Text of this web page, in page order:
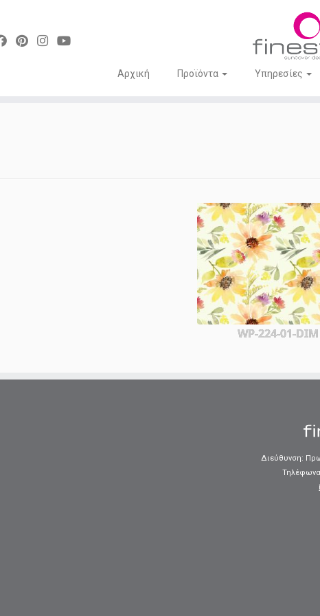
Αρχική Προϊόντα Υπηρεσίες
WP-224-01-DIM
Διεύθυνση: